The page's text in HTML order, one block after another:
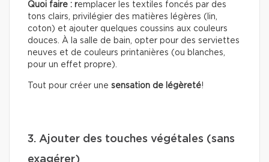
Quoi faire : remplacer les textiles foncés par des
tons clairs, privilégier des matières légères (lin,
coton) et ajouter quelques coussins aux couleurs
douces. À la salle de bain, opter pour des serviettes
neuves et de couleurs printanières (ou blanches,
pour un effet propre).
Tout pour créer une sensation de légèreté!
3. Ajouter des touches végétales (sans